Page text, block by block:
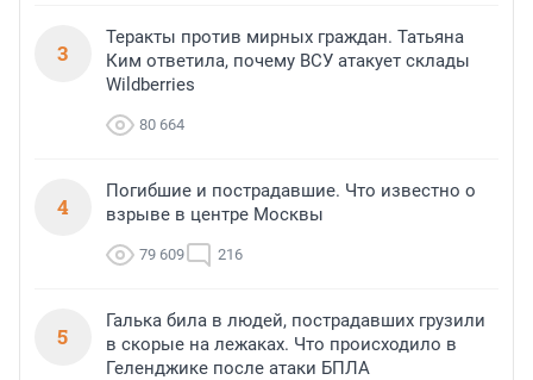
3
Теракты против мирных граждан. Татьяна
Ким ответила, почему ВСУ атакует склады
Wildberries
80 664
4
Погибшие и пострадавшие. Что известно о
взрыве в центре Москвы
79 609 216
5
Галька била в людей, пострадавших грузили
в скорые на лежаках. Что происходило в
Геленджике после атаки БПЛА